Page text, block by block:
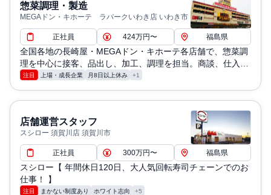
惣菜調理・製造
MEGAドン・キホーテ ラパークいわき店 いわき市
正社員 424万円〜 福島県
全国各地の長崎屋・MEGAドン・キホーテ各店舗で、惣菜調
理を中心に接客、品出し、加工、調理を担当。商談、仕入
れ、価格設定、演出、販売なども現場で実施
注目 上場・成長企業 月8日以上休み +1
店舗運営スタッフ
スシロー 須賀川店 須賀川市
正社員 300万円〜 福島県
スシロー【 年間休日120日、大人気回転寿司チェーンでのお
仕事！ 】
注目 まかない制度あり ホワイト志向 +5